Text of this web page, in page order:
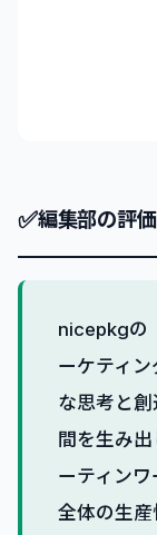
✅編集部の評価
nicepkgの
ーケティ
な思考と
間を生み
ーティン
全体の生